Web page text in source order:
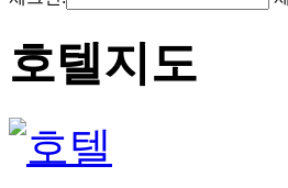
호텔지도